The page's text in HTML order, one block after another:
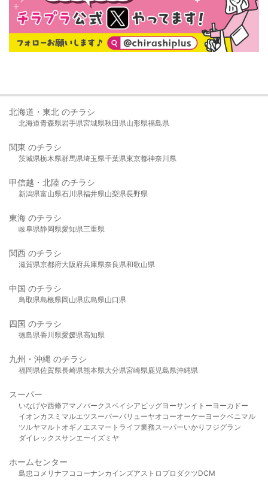
北海道・東北 のチラシ
北海道青森県岩手県宮城県秋田県山形県福島県
関東 のチラシ
茨城県栃木県群馬県埼玉県千葉県東京都神奈川県
甲信越・北陸 のチラシ
新潟県富山県石川県福井県山梨県長野県
東海 のチラシ
岐阜県静岡県愛知県三重県
関西 のチラシ
滋賀県京都府大阪府兵庫県奈良県和歌山県
中国 のチラシ
鳥取県島根県岡山県広島県山口県
四国 のチラシ
徳島県香川県愛媛県高知県
九州・沖縄 のチラシ
福岡県佐賀県長崎県熊本県大分県宮崎県鹿児島県沖縄県
スーパー
いなげや西條アマノパークスベイシア ビッグヨーサンイトーヨーカドー
イオンカスミ マルエツスーパーバリューヤオコーオーケー ヨークベニマル
ツルヤマルト オギノ エスマート ライフ業務スーパーいかり フジグラン
ダイレックスサンエーイズミヤ
ホームセンター
島忠 コメリ ナフコ コーナンカインズアストロプロダクツDCM